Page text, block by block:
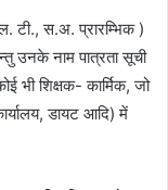
टी., स.अ. प्रारम्भिक )
उनके नाम पात्रता सूची
भी शिक्षक- कार्मिक, जो
डायट आदि) में